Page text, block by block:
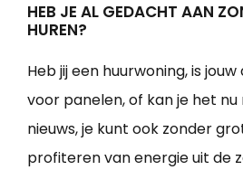
HEB JE AL GEDACHT AAN
HUREN?
Heb jij een huurwoning, is
voor panelen, of kan je het
nieuws, je kunt ook zonder
profiteren van energie uit de